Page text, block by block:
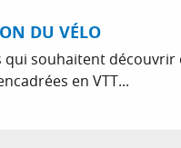
DU VÉLO
qui souhaitent
en VTT...